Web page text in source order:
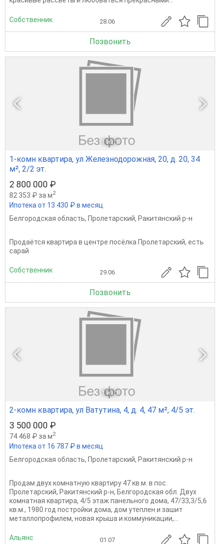
Собственник 28.06
Позвонить
1 из 1
1-комн квартира, ул Железнодорожная, 20, д. 20, 34
м², 2/2 эт.
2 800 000 ₽
82 353 ₽ за м2
Ипотека от 13 430 ₽ в месяц
Белгородская область, Пролетарский, Ракитянский р-н
Продаётся квартира в центре посёлка Пролетарский, есть
сарай
Собственник 29.06
Позвонить
1 из 1
2-комн квартира, ул Ватутина, 4, д. 4, 47 м², 4/5 эт.
3 500 000 ₽
74 468 ₽ за м2
Ипотека от 16 787 ₽ в месяц
Белгородская область, Пролетарский, Ракитянский р-н
Продам двух комнатную квартиру 47 кв.м. в пос.
Пролетарский, Ракитянский р-н, Белгородская обл. Двух
комнатная квартира, 4/5 этаж панельного дома, 47/33,3/5,6
кв.м., 1980 год постройки дома, дом утеплен и зашит
металлопрофилем, новая крыша и коммуникации,...
Альянс 01.07